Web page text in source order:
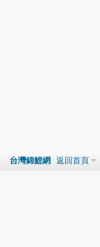
台灣錦鯉網 返回首頁